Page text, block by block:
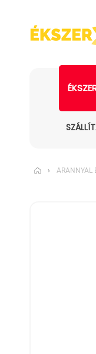
› ARANNYAL